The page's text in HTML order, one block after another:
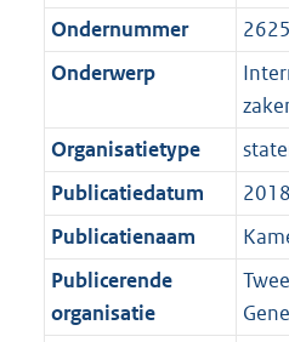
Ondernummer
2625
Onderwerp
Organisatietype
Publicatiedatum
Publicatienaam
Publicerende
organisatie